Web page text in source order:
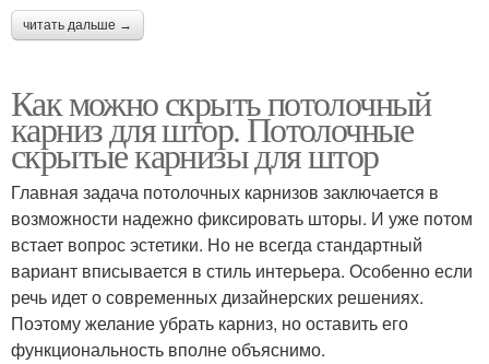
читать дальше →
Как можно скрыть потолочный
карниз для штор. Потолочные
скрытые карнизы для штор
Главная задача потолочных карнизов заключается в
возможности надежно фиксировать шторы. И уже потом
встает вопрос эстетики. Но не всегда стандартный
вариант вписывается в стиль интерьера. Особенно если
речь идет о современных дизайнерских решениях.
Поэтому желание убрать карниз, но оставить его
функциональность вполне объяснимо.